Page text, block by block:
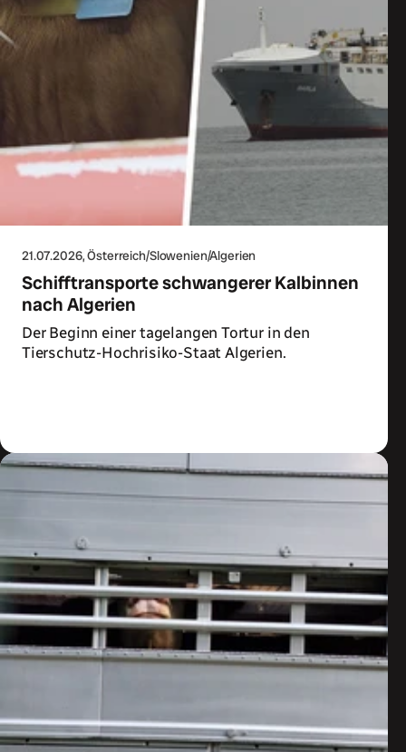
21.07.2026, Österreich/Slowenien/Algerien
Schifftransporte schwangerer Kalbinnen
nach Algerien
Der Beginn einer tagelangen Tortur in den
Tierschutz-Hochrisiko-Staat Algerien.